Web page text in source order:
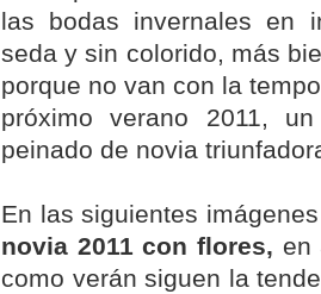
las bodas invernales en
seda y sin colorido, más
porque no van con la
próximo verano 2011,
peinado de novia
En las siguientes
novia 2011 con flores, en
como verán siguen la